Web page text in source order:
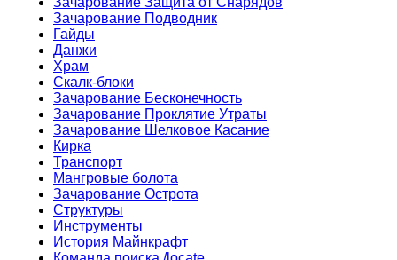
Зачарование Подводник
Гайды
Данжи
Храм
Скалк-блоки
Зачарование Бесконечность
Зачарование Проклятие Утраты
Зачарование Шелковое Касание
Кирка
Транспорт
Мангровые болота
Зачарование Острота
Структуры
Инструменты
История Майнкрафт